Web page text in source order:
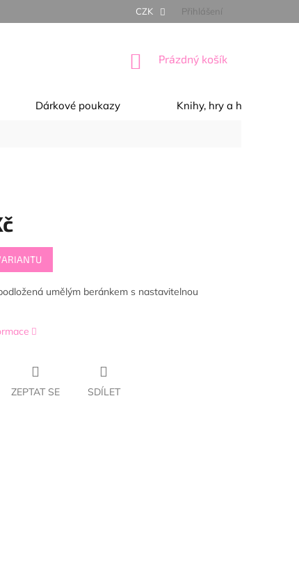
OCHRANA OSOBNÍCH ÚDAJŮ
CZK Přihlášení
NÁKUPNÍ
Prázdný košík
Dárkové poukazy Knihy, hry a hračky
umělým beránkem s nastavitelnou
ZEPTAT SE SDÍLET